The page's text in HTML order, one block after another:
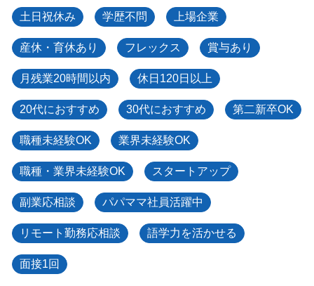
土日祝休み 学歴不問 上場企業
産休・育休あり フレックス 賞与あり
月残業20時間以内 休日120日以上
20代におすすめ 30代におすすめ 第二新卒OK
職種未経験OK 業界未経験OK
職種・業界未経験OK スタートアップ
副業応相談 パパママ社員活躍中
リモート勤務応相談 語学力を活かせる
面接1回